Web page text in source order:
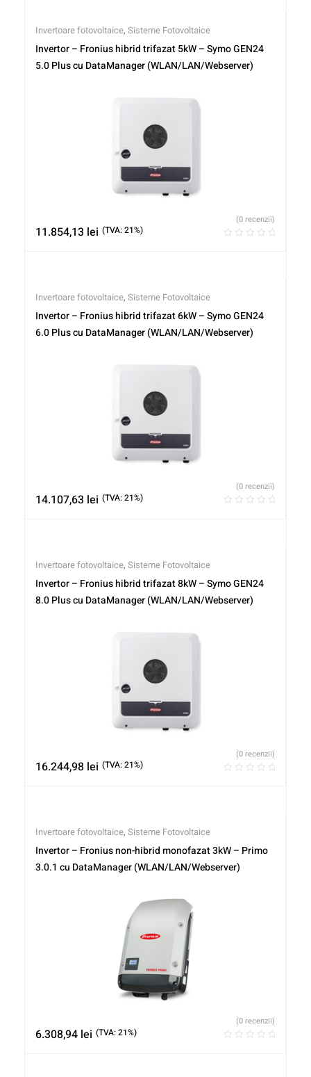
Invertoare fotovoltaice, Sisteme Fotovoltaice
Invertor – Fronius hibrid trifazat 5kW – Symo GEN24
5.0 Plus cu DataManager (WLAN/LAN/Webserver)
11.854,13 lei (TVA: 21%)
(0 recenzii)
Invertoare fotovoltaice, Sisteme Fotovoltaice
Invertor – Fronius hibrid trifazat 6kW – Symo GEN24
6.0 Plus cu DataManager (WLAN/LAN/Webserver)
14.107,63 lei (TVA: 21%)
(0 recenzii)
Invertoare fotovoltaice, Sisteme Fotovoltaice
Invertor – Fronius hibrid trifazat 8kW – Symo GEN24
8.0 Plus cu DataManager (WLAN/LAN/Webserver)
16.244,98 lei (TVA: 21%)
(0 recenzii)
Invertoare fotovoltaice, Sisteme Fotovoltaice
Invertor – Fronius non-hibrid monofazat 3kW – Primo
3.0.1 cu DataManager (WLAN/LAN/Webserver)
6.308,94 lei (TVA: 21%)
(0 recenzii)